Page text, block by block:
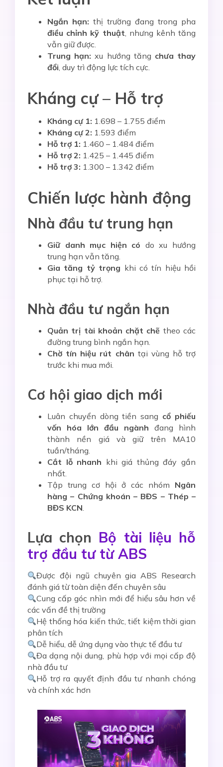
Ngắn hạn: thị trường đang trong pha
điều chỉnh kỹ thuật, nhưng kênh tăng
vẫn giữ được.
Trung hạn: xu hướng tăng chưa thay
đổi, duy trì động lực tích cực.
Kháng cự – Hỗ trợ
Kháng cự 1: 1.698 – 1.755 điểm
Kháng cự 2: 1.593 điểm
Hỗ trợ 1: 1.460 – 1.484 điểm
Hỗ trợ 2: 1.425 – 1.445 điểm
Hỗ trợ 3: 1.300 – 1.342 điểm
Chiến lược hành động
Nhà đầu tư trung hạn
Giữ danh mục hiện có do xu hướng
trung hạn vẫn tăng.
Gia tăng tỷ trọng khi có tín hiệu hồi
phục tại hỗ trợ.
Nhà đầu tư ngắn hạn
Quản trị tài khoản chặt chẽ theo các
đường trung bình ngắn hạn.
Chờ tín hiệu rút chân tại vùng hỗ trợ
trước khi mua mới.
Cơ hội giao dịch mới
Luân chuyển dòng tiền sang cổ phiếu
vốn hóa lớn đầu ngành đang hình
thành nền giá và giữ trên MA10
tuần/tháng.
Cắt lỗ nhanh khi giá thủng đáy gần
nhất.
Tập trung cơ hội ở các nhóm Ngân
hàng – Chứng khoán – BĐS – Thép –
BĐS KCN.
Lựa chọn Bộ tài liệu hỗ
trợ đầu tư từ ABS
Được đội ngũ chuyên gia ABS Research
đánh giá từ toàn diện đến chuyên sâu
Cung cấp góc nhìn mới để hiểu sâu hơn về
các vấn đề thị trường
Hệ thống hóa kiến thức, tiết kiệm thời gian
phân tích
Dễ hiểu, dễ ứng dụng vào thực tế đầu tư
Đa dạng nội dung, phù hợp với mọi cấp độ
nhà đầu tư
Hỗ trợ ra quyết định đầu tư nhanh chóng
và chính xác hơn